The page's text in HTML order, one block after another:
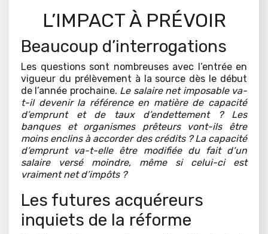
L’IMPACT À PRÉVOIR
Beaucoup d’interrogations
Les questions sont nombreuses avec l’entrée en
vigueur du prélèvement à la source dès le début
de l’année prochaine. Le salaire net imposable va-
t-il devenir la référence en matière de capacité
d’emprunt et de taux d’endettement ? Les
banques et organismes prêteurs vont-ils être
moins enclins à accorder des crédits ? La capacité
d’emprunt va-t-elle être modifiée du fait d’un
salaire versé moindre, même si celui-ci est
vraiment net d’impôts ?
Les futures acquéreurs
inquiets de la réforme